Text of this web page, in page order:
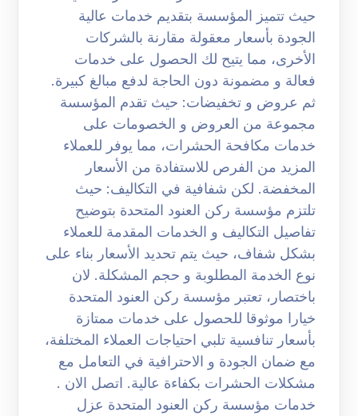
حيث تتميز المؤسسة بتقديم خدمات عالية
الجودة بأسعار معقولة مقارنة بالشركات
الأخرى، مما يتيح لك الحصول على خدمات
فعالة و مضمونة دون الحاجة لدفع مبالغ كبيرة.
ثم عروض و تخفيضات: حيث تقدم المؤسسة
مجموعة من العروض و الخصومات على
خدمات مكافحة الحشرات، مما يوفر للعملاء
المزيد من الفرص للاستفادة من الأسعار
المخفضة. لكن شفافية في التكاليف: حيث
تلتزم مؤسسة ركن العنود المتحدة بتوضيح
تفاصيل التكاليف و الخدمات المقدمة للعملاء
بشكل شفاف، حيث يتم تحديد الأسعار بناء على
نوع الخدمة المطلوبة و حجم المشكلة. لان
باختصار، تعتبر مؤسسة ركن العنود المتحدة
خيارا موثوقا للحصول على خدمات ممتازة
بأسعار تنافسية تلبي احتياجات العملاء المختلفة،
مع ضمان الجودة و الاحترافية في التعامل مع
مشكلات الحشرات بكفاءة عالية. اتصل الان .
خدمات مؤسسة ركن العنود المتحدة عزل